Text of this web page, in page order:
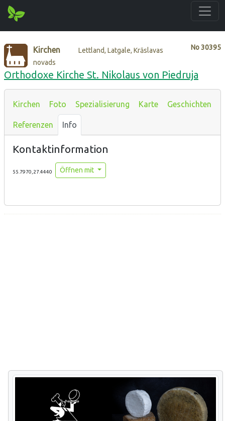
No30395
Kirchen
Lettland, Latgale, Krāslavas
novads
Orthodoxe Kirche St. Nikolaus von Piedruja
Kirchen Foto Spezialisierung Karte Geschichten
Referenzen Info
Kontaktinformation
55.7970,27.4440 Öffnen mit